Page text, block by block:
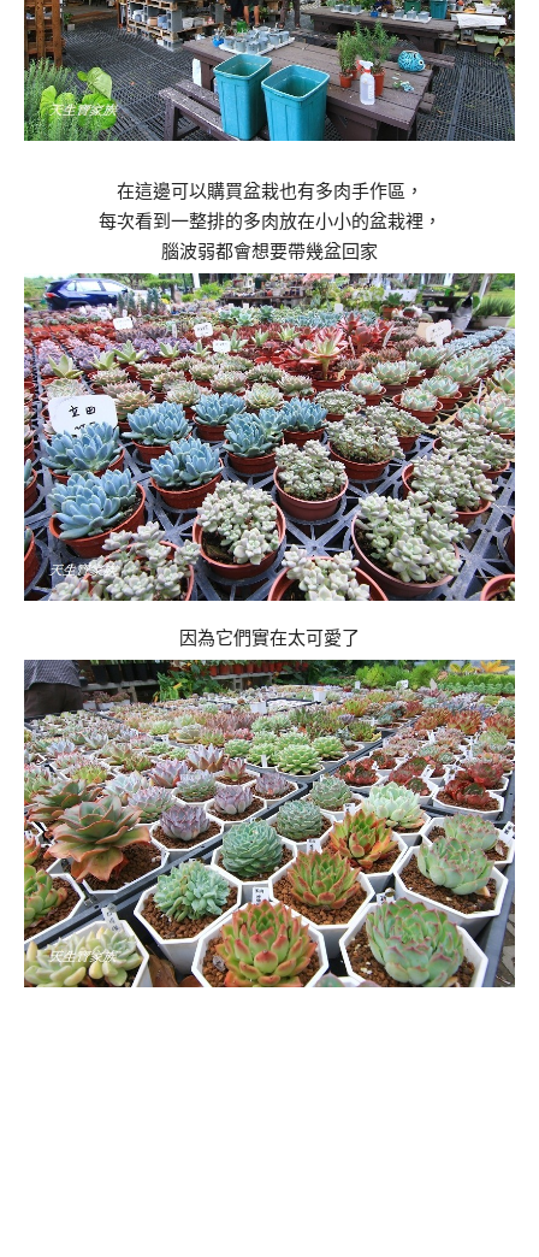
在這邊可以購買盆栽也有多肉手作區，
每次看到一整排的多肉放在小小的盆栽裡，
腦波弱都會想要帶幾盆回家
因為它們實在太可愛了